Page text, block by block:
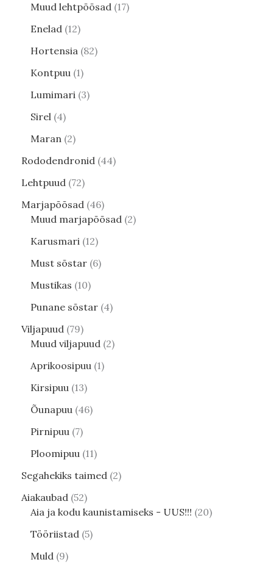
Muud lehtpõõsad 17
Enelad 12
Hortensia 82
Kontpuu 1
Lumimari 3
Sirel 4
Maran 2
Rododendronid 44
Lehtpuud 72
Marjapõõsad 46
Muud marjapõõsad 2
Karusmari 12
Must sõstar 6
Mustikas 10
Punane sõstar 4
Viljapuud 79
Muud viljapuud 2
Aprikoosipuu 1
Kirsipuu 13
Õunapuu 46
Pirnipuu 7
Ploomipuu 11
Segahekiks taimed 2
Aiakaubad 52
Aia ja kodu kaunistamiseks - UUS!!! 20
Tööriistad 5
Muld 9